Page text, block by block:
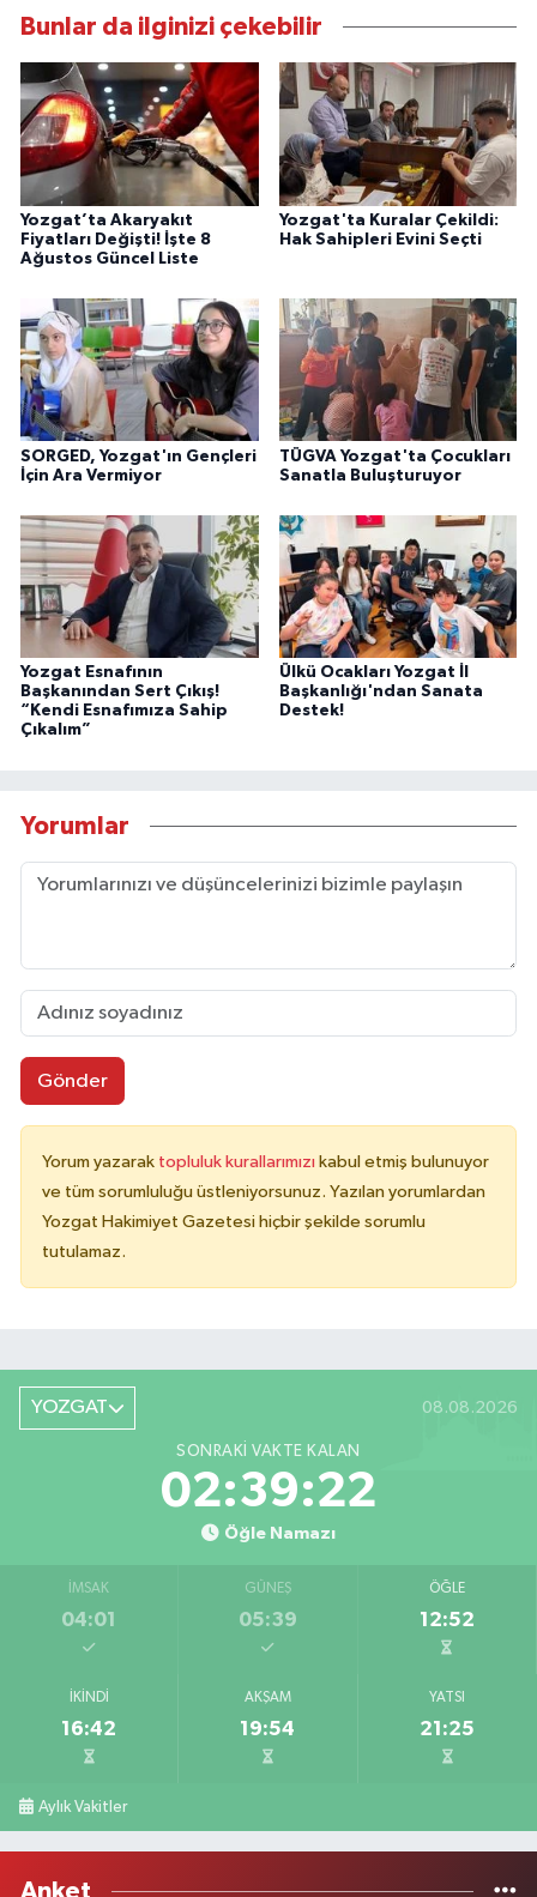
Bunlar da ilginizi çekebilir
Yozgat’ta Akaryakıt
Fiyatları Değişti! İşte 8
Ağustos Güncel Liste
Yozgat'ta Kuralar Çekildi:
Hak Sahipleri Evini Seçti
SORGED, Yozgat'ın Gençleri
İçin Ara Vermiyor
TÜGVA Yozgat'ta Çocukları
Sanatla Buluşturuyor
Yozgat Esnafının
Başkanından Sert Çıkış!
“Kendi Esnafımıza Sahip
Çıkalım”
Ülkü Ocakları Yozgat İl
Başkanlığı'ndan Sanata
Destek!
Yorumlar
Gönder
Yorum yazarak topluluk kurallarımızı kabul etmiş bulunuyor
ve tüm sorumluluğu üstleniyorsunuz. Yazılan yorumlardan
Yozgat Hakimiyet Gazetesi hiçbir şekilde sorumlu
tutulamaz.
YOZGAT 08.08.2026
SONRAKI VAKTE KALAN
02:39:22
Öğle Namazı
İMSAK
04:01
GÜNEŞ
05:39
ÖĞLE
12:52
İKINDI
16:42
AKŞAM
19:54
YATSI
21:25
Aylık Vakitler
Anket